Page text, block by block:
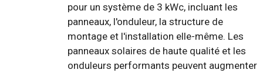
pour un système de 3 kWc, incluant les
panneaux, l'onduleur, la structure de
montage et l'installation elle-même. Les
panneaux solaires de haute qualité et les
onduleurs performants peuvent augmenter